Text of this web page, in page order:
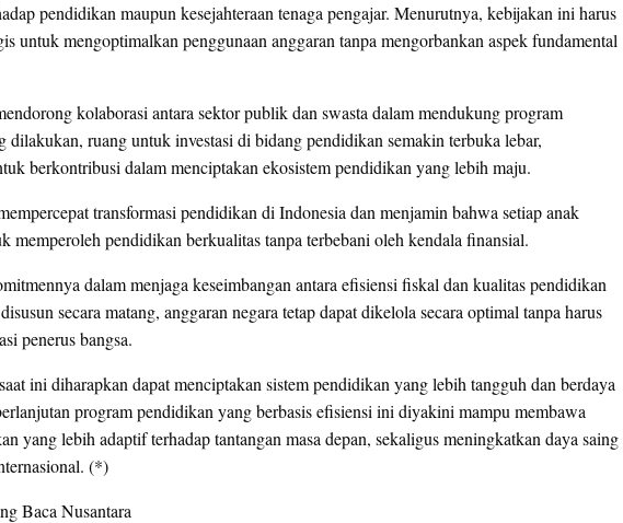
pendidikan maupun kesejahteraan tenaga pengajar. Menurutnya, kebijakan ini harus
untuk mengoptimalkan penggunaan anggaran tanpa mengorbankan aspek fundamental
kolaborasi antara sektor publik dan swasta dalam mendukung program
dilakukan, ruang untuk investasi di bidang pendidikan semakin terbuka lebar,
berkontribusi dalam menciptakan ekosistem pendidikan yang lebih maju.
transformasi pendidikan di Indonesia dan menjamin bahwa setiap anak
memperoleh pendidikan berkualitas tanpa terbebani oleh kendala finansial.
dalam menjaga keseimbangan antara efisiensi fiskal dan kualitas pendidikan
secara matang, anggaran negara tetap dapat dikelola secara optimal tanpa harus
penerus bangsa.
ini diharapkan dapat menciptakan sistem pendidikan yang lebih tangguh dan berdaya
program pendidikan yang berbasis efisiensi ini diyakini mampu membawa
yang lebih adaptif terhadap tantangan masa depan, sekaligus meningkatkan daya saing
(*)
Baca Nusantara